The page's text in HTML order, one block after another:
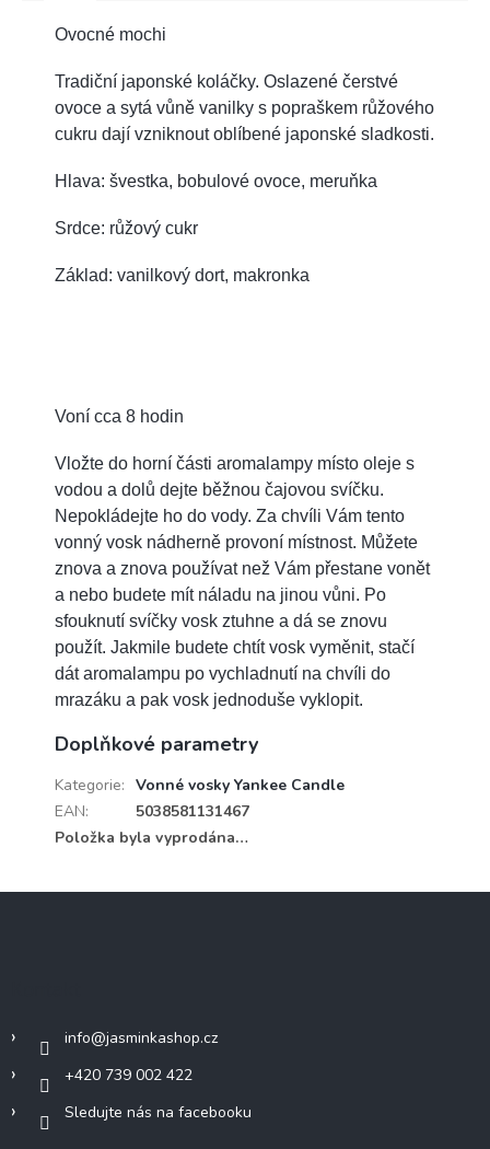
Ovocné mochi
Tradiční japonské koláčky. Oslazené čerstvé
ovoce a sytá vůně vanilky s popraškem růžového
cukru dají vzniknout oblíbené japonské sladkosti.
Hlava: švestka, bobulové ovoce, meruňka
Srdce: růžový cukr
Základ: vanilkový dort, makronka
Voní cca 8 hodin
Vložte do horní části aromalampy místo oleje s
vodou a dolů dejte běžnou čajovou svíčku.
Nepokládejte ho do vody. Za chvíli Vám tento
vonný vosk nádherně provoní místnost. Můžete
znova a znova používat než Vám přestane vonět
a nebo budete mít náladu na jinou vůni. Po
sfouknutí svíčky vosk ztuhne a dá se znovu
použít. Jakmile budete chtít vosk vyměnit, stačí
dát aromalampu po vychladnutí na chvíli do
mrazáku a pak vosk jednoduše vyklopit.
Doplňkové parametry
Kategorie: Vonné vosky Yankee Candle
EAN:
5038581131467
Položka byla vyprodána…
info@jasminkashop.cz
+420 739 002 422
Sledujte nás na facebooku